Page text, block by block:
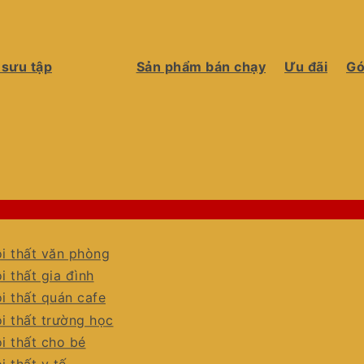
tập
thất văn phòng
thất gia đình
thất quán cafe
thất trường học
thất cho bé
Sản phẩm bán chạy Ưu đãi